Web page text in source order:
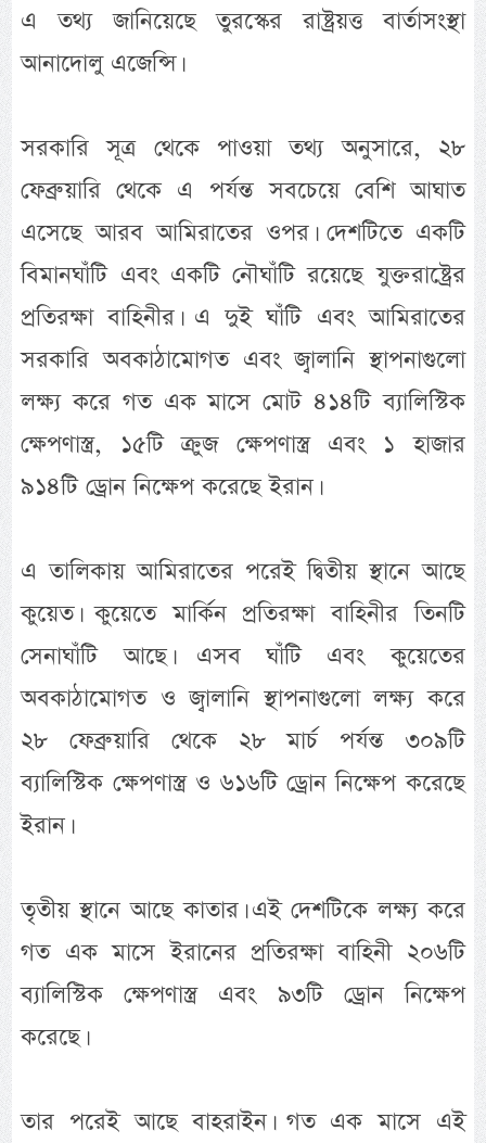
এ তথ্য জানিয়েছে তুরস্কের রাষ্ট্রয়ত্ত বার্তাসংস্থা
আনাদোলু এজেন্সি।
সরকারি সূত্র থেকে পাওয়া তথ্য অনুসারে, ২৮
ফেব্রুয়ারি থেকে এ পর্যন্ত সবচেয়ে বেশি আঘাত
এসেছে আরব আমিরাতের ওপর। দেশটিতে একটি
বিমানঘাঁটি এবং একটি নৌঘাঁটি রয়েছে যুক্তরাষ্ট্রের
প্রতিরক্ষা বাহিনীর। এ দুই ঘাঁটি এবং আমিরাতের
সরকারি অবকাঠামোগত এবং জ্বালানি স্থাপনাগুলো
লক্ষ্য করে গত এক মাসে মোট ৪১৪টি ব্যালিস্টিক
ক্ষেপণাস্ত্র, ১৫টি ক্রুজ ক্ষেপণাস্ত্র এবং ১ হাজার
৯১৪টি ড্রোন নিক্ষেপ করেছে ইরান।
এ তালিকায় আমিরাতের পরেই দ্বিতীয় স্থানে আছে
কুয়েত। কুয়েতে মার্কিন প্রতিরক্ষা বাহিনীর তিনটি
সেনাঘাঁটি আছে। এসব ঘাঁটি এবং কুয়েতের
অবকাঠামোগত ও জ্বালানি স্থাপনাগুলো লক্ষ্য করে
২৮ ফেব্রুয়ারি থেকে ২৮ মার্চ পর্যন্ত ৩০৯টি
ব্যালিস্টিক ক্ষেপণাস্ত্র ও ৬১৬টি ড্রোন নিক্ষেপ করেছে
ইরান।
তৃতীয় স্থানে আছে কাতার। এই দেশটিকে লক্ষ্য করে
গত এক মাসে ইরানের প্রতিরক্ষা বাহিনী ২০৬টি
ব্যালিস্টিক ক্ষেপণাস্ত্র এবং ৯৩টি ড্রোন নিক্ষেপ
করেছে।
তার পরেই আছে বাহরাইন। গত এক মাসে এই